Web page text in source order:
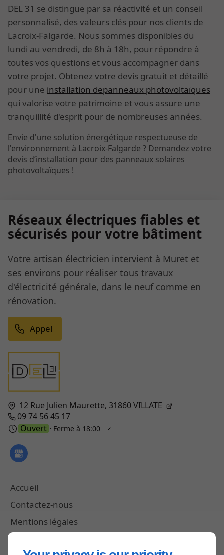
DEL 31 se distingue par sa réactivité et un conseil
personnalisé, des valeurs clés pour nos clients de
Lacroix-Falgarde. Nous sommes disponibles du
lundi au vendredi, de 8h à 18h, pour répondre à
toutes vos questions et vous accompagner dans
votre projet. Obtenez votre devis gratuit et détaillé
pour une installation depanneaux photovoltaïques
qui valorise votre patrimoine et vous assure une
tranquillité d'esprit pour de nombreuses années.
Envie d'une solution énergétique respectueuse de
l'environnement à Lacroix-Falgarde ? Demandez votre
devis d’installation pour des panneaux solaires
photovoltaïques !
12 Rue Julien Maurette, 31860VILLATE
09 74 56 45 17
Ouvert ⋅ Ferme à 18:00
Accueil
Contactez-nous
Mentions légales
Réseaux électriques fiables et
sécurisés pour votre bâtiment
Votre artisan électricien intervient à Muret et
ses environs pour réaliser tous travaux
d'électricité générale, dans le neuf comme en
rénovation.
Appel